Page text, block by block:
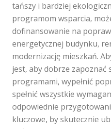
tańszy i bardziej
programom wsparcia,
dofinansowanie na
energetycznej budynku,
modernizację mieszkań.
jest, aby dobrze zapoznać
programami, wypełnić
spełnić wszystkie
odpowiednie
kluczowe, by skutecznie